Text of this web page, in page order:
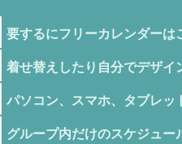
要するにフリーカレンダーは
着せ替えしたり自分でデザイ
パソコン、スマホ、タブレッ
グループ内だけのスケジュー